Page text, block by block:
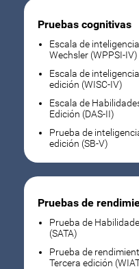
Pruebas cognitivas
Escala de
Wechsler (WPPSI-IV)
Escala de
edición (WISC-IV)
Escala de
Edición (DAS-II)
Prueba de
edición (SB-V)
Pruebas de
Prueba de
(SATA)
Prueba de
Tercera edición